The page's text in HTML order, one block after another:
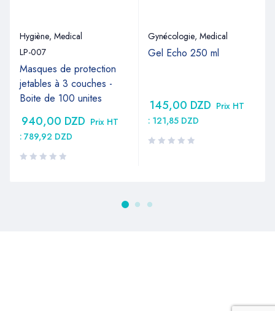
Hygiène, Medical
LP-007
Masques de protection
jetables à 3 couches -
Boite de 100 unites
940,00 DZD Prix HT
: 789,92 DZD
Gynécologie, Medical
Gel Echo 250 ml
145,00 DZD Prix HT
: 121,85 DZD